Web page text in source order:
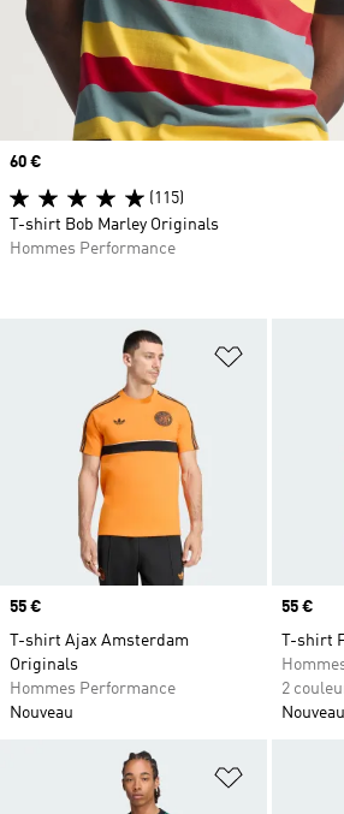
Ajouter à
Prix
55 €
T-shirt Ajax Amsterdam
Originals
Hommes Performance
Nouveau
Prix
55 €
T-shirt
2
Nouveau
Ajouter à
Prix
60 €
(115)
T-shirt Bob Marley Originals
Hommes Performance